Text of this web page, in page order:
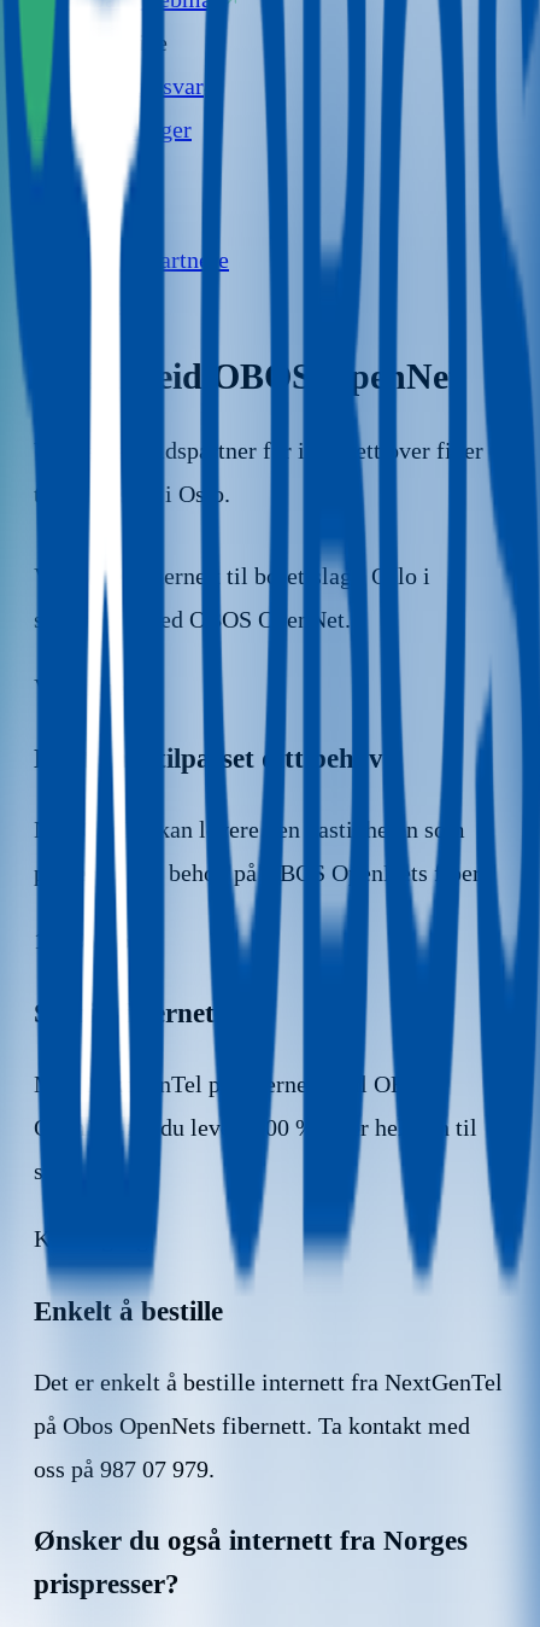
Kundeservice
Spørsmål og svar
Driftsmeldinger
Kontakt oss
Om oss
Samarbeidspartnere
Samarbeid OBOS OpenNet
Vår samarbeidspartner for internett over fiber
til borettslag i Oslo.
Vi leverer internett til borettslag i Oslo i
samarbeid med OBOS OpenNet.
Valgfrihet
Hastighet tilpasset ditt behov
NextGenTel kan levere den hastigheten som
passer til ditt behov på OBOS OpenNets fiber.
100 % fiber
Stabilt fibernett
Med NextGenTel på fibernettet til OBOS
OpenNet får du levert 100 % fiber helt inn til
stua.
Kom i gang
Enkelt å bestille
Det er enkelt å bestille internett fra NextGenTel
på Obos OpenNets fibernett. Ta kontakt med
oss på 987 07 979.
Ønsker du også internett fra Norges
prispresser?